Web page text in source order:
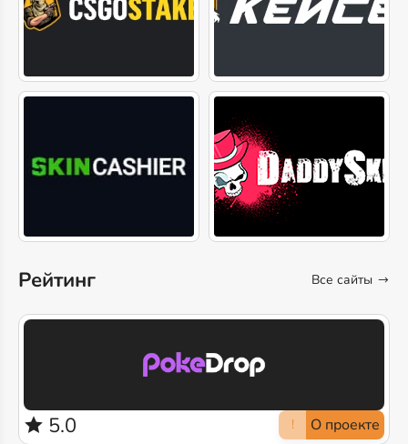
Рейтинг Все сайты
5.0 ! О проекте